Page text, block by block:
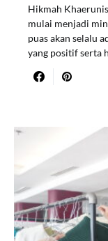
Hikmah
mulai menjadi
puas akan selalu
yang positif serta